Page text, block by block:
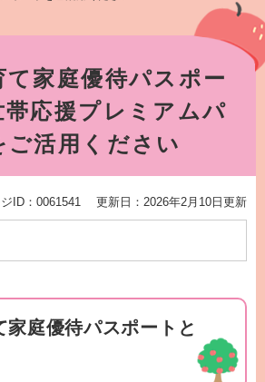
て家庭優待パスポー
帯応援プレミアムパ
ご活用ください
ID：0061541 更新日：2026年2月10日更新
家庭優待パスポートと